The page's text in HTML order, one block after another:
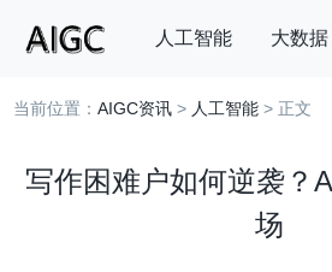
人工智能 大数据
搜索
当前位置：AIGC资讯 > 人工智能 > 正文
写作困难户如何逆袭？
场